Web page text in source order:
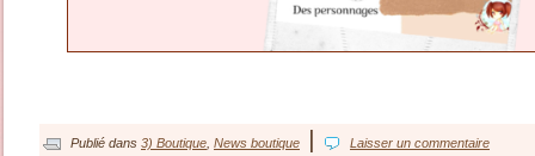
Publié dans 3) Boutique News boutique Laisser un commentaire